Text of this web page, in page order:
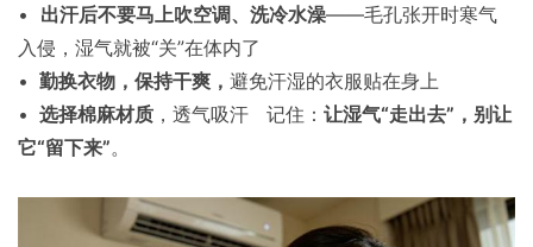
• 出汗后不要马上吹空调、洗冷水澡——毛孔张开时寒气
入侵，湿气就被“关”在体内了
• 勤换衣物，保持干爽， 避免汗湿的衣服贴在身上
• 选择棉麻材质 ，透气吸汗 记住： 让湿气“走出去”，别让
它“留下来”。